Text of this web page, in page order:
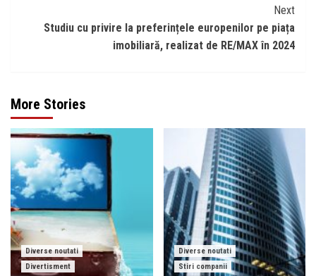
Next
Studiu cu privire la preferințele europenilor pe piața
imobiliară, realizat de RE/MAX în 2024
More Stories
Diverse noutati
Divertisment
Diverse noutati
Stiri companii